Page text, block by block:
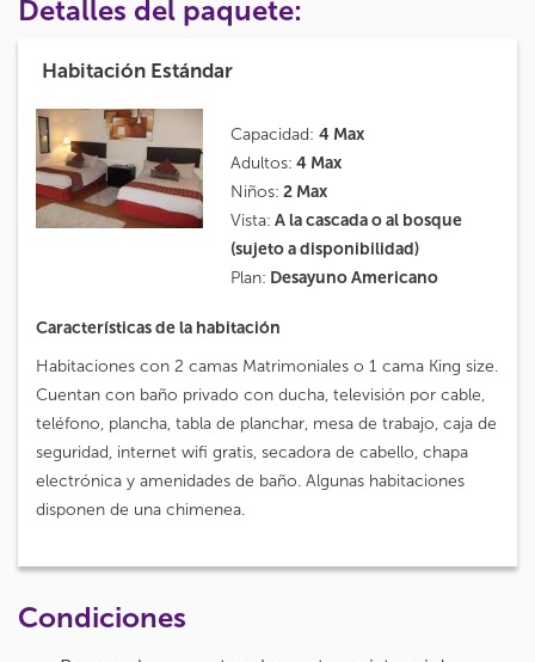
Detalles del paquete:
Habitación Estándar
Capacidad: 4 Max
Adultos: 4 Max
Niños: 2 Max
Vista: A la cascada o al bosque
(sujeto a disponibilidad)
Plan: Desayuno Americano
Características de la habitación
Habitaciones con 2 camas Matrimoniales o 1 cama King size.
Cuentan con baño privado con ducha, televisión por cable,
teléfono, plancha, tabla de planchar, mesa de trabajo, caja de
seguridad, internet wifi gratis, secadora de cabello, chapa
electrónica y amenidades de baño. Algunas habitaciones
disponen de una chimenea.
Condiciones